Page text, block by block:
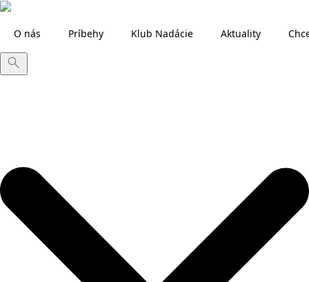
O nás Príbehy Klub Nadácie Aktuality